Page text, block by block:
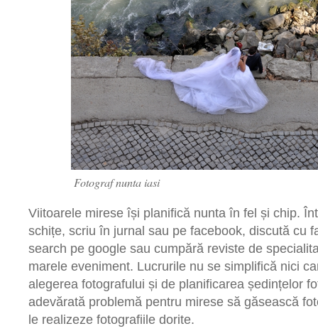
Fotograf nunta iasi
Viitoarele mirese își planifică nunta în fel și chip.
schițe, scriu în jurnal sau pe facebook, discută cu
search pe google sau cumpără reviste de
marele eveniment. Lucrurile nu se simplifică nici
alegerea fotografului și de planificarea ședințelor
adevărată problemă pentru mirese să găsească
le realizeze fotografiile dorite.